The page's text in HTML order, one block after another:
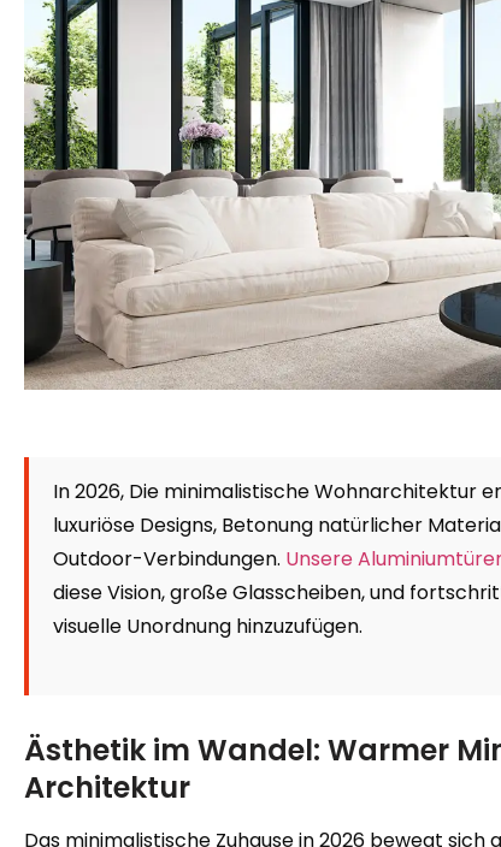
In 2026, Die minimalistische Wohnarchitektur
luxuriöse Designs, Betonung natürlicher
Outdoor-Verbindungen. Unsere
diese Vision, große Glasscheiben, und
visuelle Unordnung hinzuzufügen.
Ästhetik im Wandel: Warmer
Architektur
Das minimalistische Zuhause in 2026 bewegt